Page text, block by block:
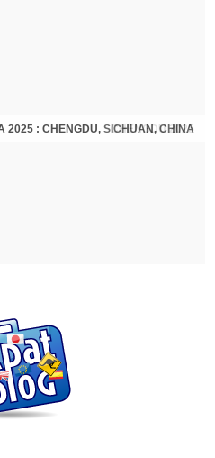
2025 : CHENGDU, SICHUAN, CHINA
CHENGDU 2025